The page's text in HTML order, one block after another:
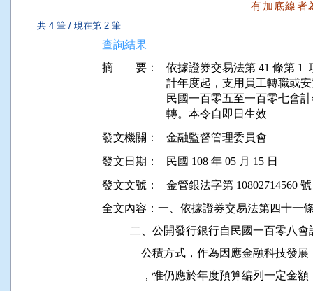
有加底線者
共 4 筆 / 現在第 2 筆
查詢結果
摘 要：
依據證券交易法第 41 條第 1
計年度起，支用員工轉職或
民國一百零五至一百零七會
發文機關：
金融監督管理委員會
發文日期：
民國 108 年 05 月 15 日
發文文號：
金管銀法字第 10802714560
全文內容：一、依據證券交易法第四十一
二、公開發行銀行自民國一百零
公積方式，作為因應金融科技
，惟仍應於年度預算編列一定